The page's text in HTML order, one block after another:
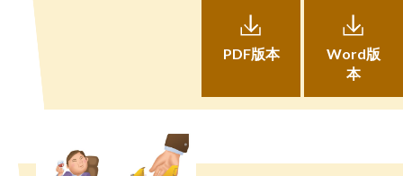
PDF版本
Word版
本